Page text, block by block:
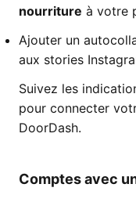
nourriture à votre
Ajouter un
aux stories
Suivez les
pour connecter
DoorDash.
Comptes avec